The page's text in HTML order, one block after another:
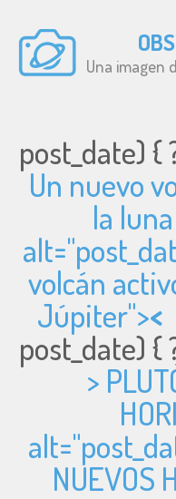
Una imagen
post_date) {
Un nuevo
la
alt="
volcán
Júpiter"><
post_date) {
>
alt="
NUEVOS